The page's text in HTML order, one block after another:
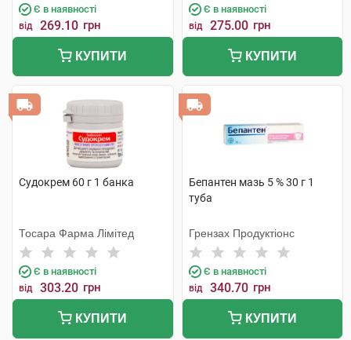
Є в наявності
від 269.10 грн
КУПИТИ
Є в наявності
від 275.00 грн
КУПИТИ
Судокрем 60 г 1 банка
Тосара Фарма Лімітед
Є в наявності
від 303.20 грн
КУПИТИ
Бепантен мазь 5 % 30 г 1
туба
Грензах Продуктіонс
Є в наявності
від 340.70 грн
КУПИТИ